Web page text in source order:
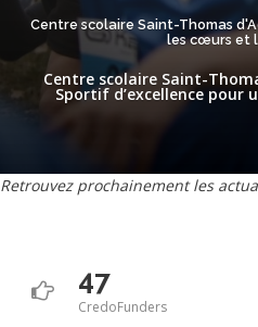
Centre scolaire Saint-Thomas
les cœurs et
Centre scolaire Saint-
Sportif d’excellence pour
Retrouvez prochainement les
47
CredoFunders